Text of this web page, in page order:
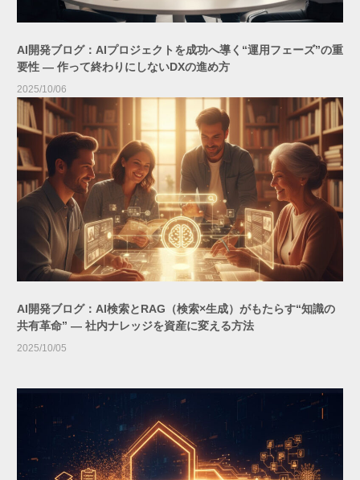
AI開発ブログ：AIプロジェクトを成功へ導く“運用フェーズ”の重
要性 ― 作って終わりにしないDXの進め方
2025/10/06
AI開発ブログ：AI検索とRAG（検索×生成）がもたらす“知識の
共有革命” ― 社内ナレッジを資産に変える方法
2025/10/05